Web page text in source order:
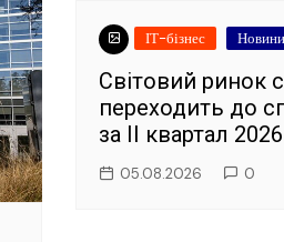
ІТ-бізнес Новини
Світовий ринок
переходить до
за II квартал
05.08.2026 0